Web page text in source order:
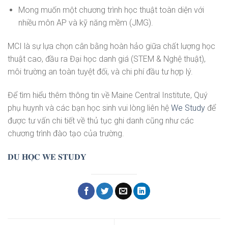
Mong muốn một chương trình học thuật toàn diện với
nhiều môn AP và kỹ năng mềm (JMG).
MCI là sự lựa chọn cân bằng hoàn hảo giữa chất lượng học
thuật cao, đầu ra Đại học danh giá (STEM & Nghệ thuật),
môi trường an toàn tuyệt đối, và chi phí đầu tư hợp lý.
Để tìm hiểu thêm thông tin về Maine Central Institute, Quý
phụ huynh và các bạn học sinh vui lòng liên hệ We Study để
được tư vấn chi tiết về thủ tục ghi danh cũng như các
chương trình đào tạo của trường.
𝐃𝐔 𝐇𝐎̣𝐂 𝐖𝐄 𝐒𝐓𝐔𝐃𝐘